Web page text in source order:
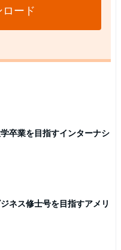
ード
卒業を目指すインターナシ
ネス修士号を目指すアメリ